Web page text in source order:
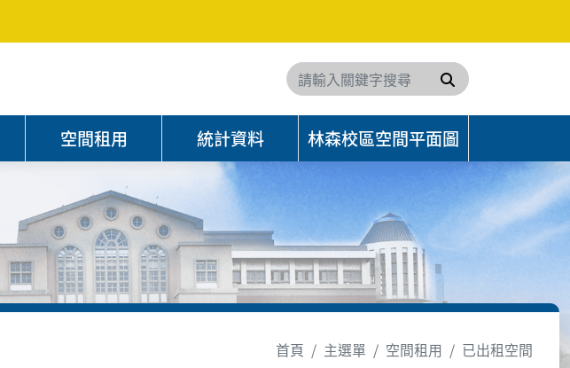
搜尋
空間租用 統計資料 林森校區空間平面圖
首頁
主選單 空間租用 已出租空間